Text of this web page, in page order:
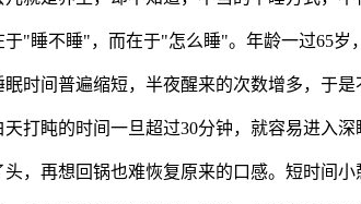
"睡不睡"，而在于"怎么睡"。年龄一过65岁
时间普遍缩短，半夜醒来的次数增多，于
打盹的时间一旦超过30分钟，就容易进入
，再想回锅也难恢复原来的口感。短时间